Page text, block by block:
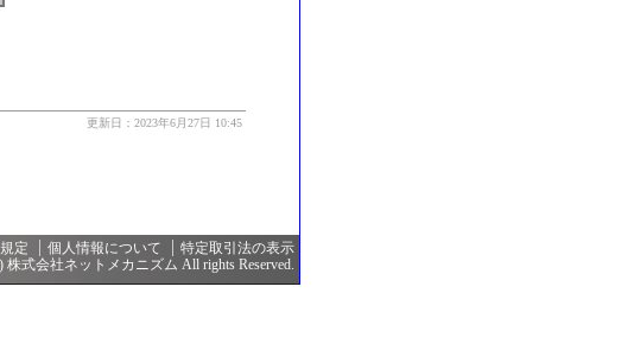
更新日：2023年6月27日 10:45
定 個人情報について
特定取引法の表示
株式会社ネットメカニズム All rights Reserved.